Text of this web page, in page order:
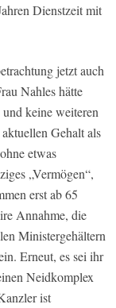
Dienstzeit mit
jetzt auch
Nahles hätte
keine weiteren
Gehalt als
etwas
„Vermögen“,
erst ab 65
Annahme, die
Ministergehältern
Erneut, es sei ihr
Neidkomplex
ist